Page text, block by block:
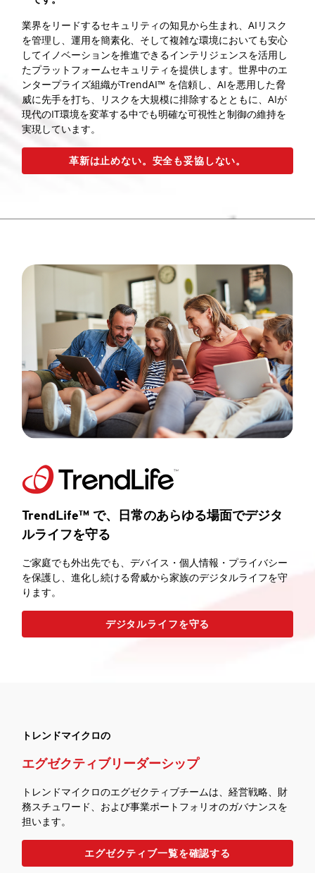
業界をリードするセキュリティの知見から生まれ、AIリスク
を管理し、運用を簡素化、そして複雑な環境においても安心
してイノベーションを推進できるインテリジェンスを活用し
たプラットフォームセキュリティを提供します。世界中のエ
ンタープライズ組織がTrendAI™ を信頼し、AIを悪用した脅
威に先手を打ち、リスクを大規模に排除するとともに、AIが
現代のIT環境を変革する中でも明確な可視性と制御の維持を
実現しています。
革新は止めない。安全も妥協しない。
TrendLife™ で、日常のあらゆる場面でデジタ
ルライフを守る
ご家庭でも外出先でも、デバイス・個人情報・プライバシー
を保護し、進化し続ける脅威から家族のデジタルライフを守
ります。
デジタルライフを守る
トレンドマイクロの
エグゼクティブリーダーシップ
トレンドマイクロのエグゼクティブチームは、経営戦略、財
務スチュワード、および事業ポートフォリオのガバナンスを
担います。
エグゼクティブ一覧を確認する